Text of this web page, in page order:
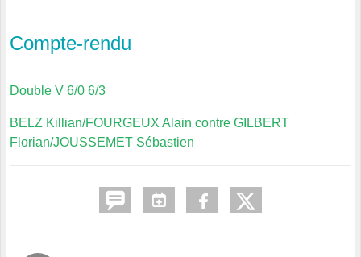
Compte-rendu
Double V 6/0 6/3
BELZ Killian/FOURGEUX Alain contre GILBERT
Florian/JOUSSEMET Sébastien